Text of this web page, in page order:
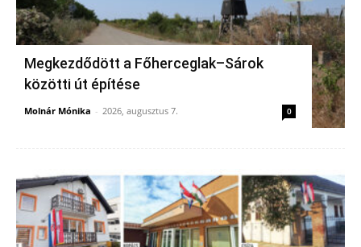
Megkezdődött a Főherceglak–Sárok
közötti út építése
Molnár Mónika - 2026, augusztus 7. 0